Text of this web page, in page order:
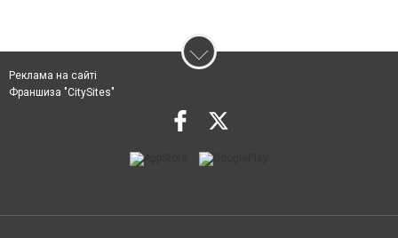
Реклама на сайті
Франшиза "CitySites"